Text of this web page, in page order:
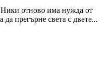
отново има нужда от
да прегърне света с двете...